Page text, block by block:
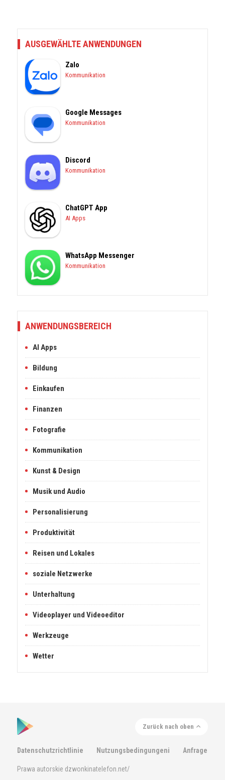
AUSGEWÄHLTE ANWENDUNGEN
Zalo
Kommunikation
Google Messages
Kommunikation
Discord
Kommunikation
ChatGPT App
AI Apps
WhatsApp Messenger
Kommunikation
ANWENDUNGSBEREICH
AI Apps
Bildung
Einkaufen
Finanzen
Fotografie
Kommunikation
Kunst & Design
Musik und Audio
Personalisierung
Produktivität
Reisen und Lokales
soziale Netzwerke
Unterhaltung
Videoplayer und Videoeditor
Werkzeuge
Wetter
Datenschutzrichtlinie Nutzungsbedingungeni Anfrage
Prawa autorskie dzwonkinatelefon.net/
Zurück nach oben